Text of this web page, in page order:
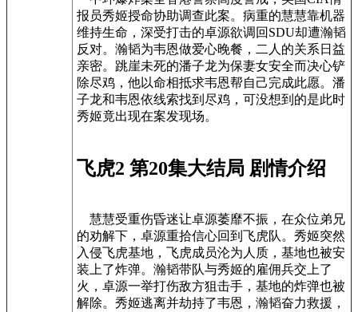
报员秀姬授命协助调查此案。病重的慧慧靠机器
维持生命，深受打击的卓源欲调回SDU却遭瀚韬
反对。瀚韬为韦恩做爱心晚餐，二人的关系日益
亲密。跳崖未死的潘子龙为保妻女安全而决心铲
除尽鸡，他以命相抵求韦恩帮自己完成此愿。潘
子龙和韦恩依线索找到尽鸡，可没想到的是此时
秀姬竟出现在案发现场。
飞虎2 第20集大结局 剧情介绍
慧慧受重伤昏迷让卓源萎靡不振，在众位弟兄
的劝解下，卓源重拾信心回到飞虎队。秀姬突然
入侵飞虎基地，飞虎成员沦为人质，基地也被安
装上了炸弹。瀚韬带队与秀姬的雇佣兵交上了
火，卓源一举打伤敌方狙击手，基地的炸弹也被
解除。秀姬逃离并劫持了韦恩，瀚韬奋力救援，